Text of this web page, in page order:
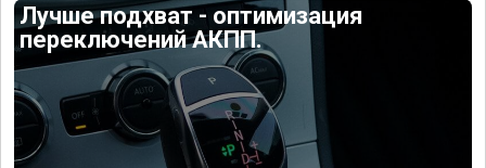
Лучше подхват - оптимизация
переключений АКПП.